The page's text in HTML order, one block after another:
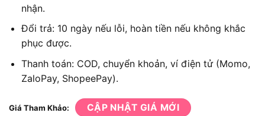
nhận.
Đổi trả: 10 ngày nếu lỗi, hoàn tiền nếu không khắc
phục được.
Thanh toán: COD, chuyển khoản, ví điện tử (Momo,
ZaloPay, ShopeePay).
Giá Tham Khảo: CẬP NHẬT GIÁ MỚI